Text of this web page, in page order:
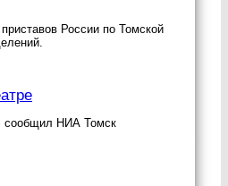
России по Томской
сообщил НИА Томск